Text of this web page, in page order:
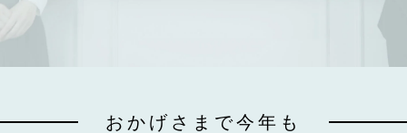
おかげさまで今年も